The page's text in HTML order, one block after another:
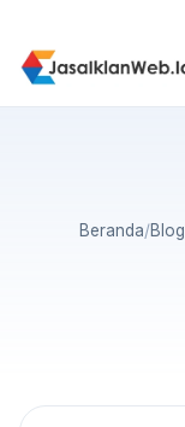
Beranda/Blog